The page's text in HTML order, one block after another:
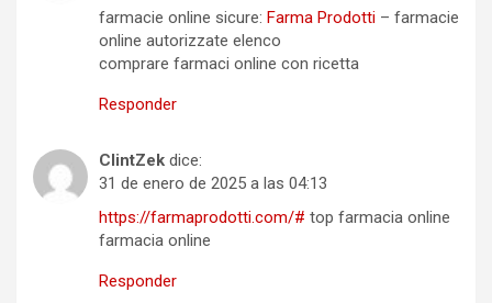
farmacie online sicure: Farma Prodotti – farmacie
online autorizzate elenco
comprare farmaci online con ricetta
Responder
ClintZek dice:
31 de enero de 2025 a las 04:13
https://farmaprodotti.com/# top farmacia online
farmacia online
Responder